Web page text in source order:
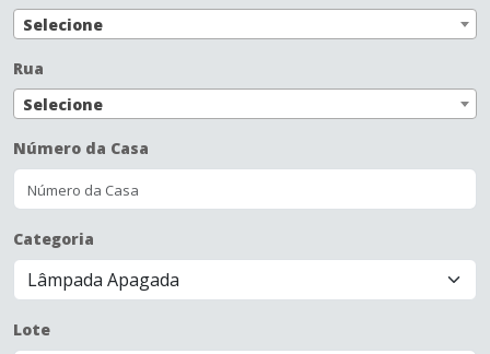
Selecione
Rua
Selecione
Número da Casa
Categoria
Lote